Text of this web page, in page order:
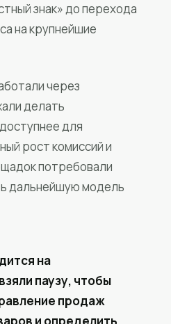
знак» до перехода
на крупнейшие
через
делать
для
рост комиссий и
потребовали
дальнейшую модель
на
паузу, чтобы
продаж